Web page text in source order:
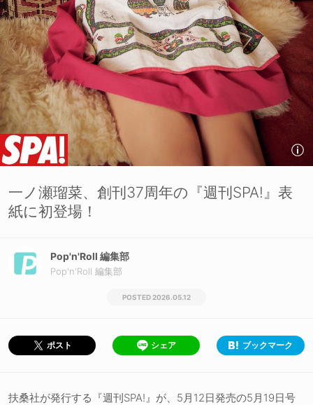
一ノ瀬瑠菜、創刊37周年の『週刊SPA!』表
紙に初登場！
Pop'n'Roll 編集部
Pop'n'Roll 編集部
2026.05.12
ポスト シェア ブックマーク
扶桑社が発行する『週刊SPA!』が、5月12日発売の5月19日号